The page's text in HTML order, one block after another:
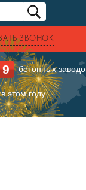
ЗВОНОК
9 бетонных
в этом году